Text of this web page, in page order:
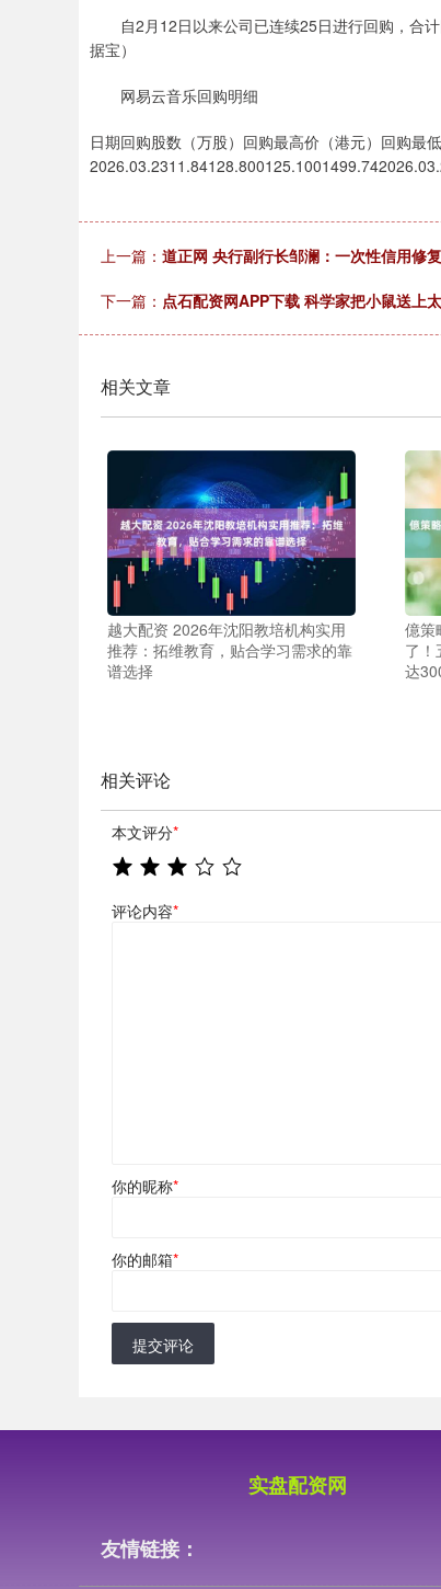
自2月12日以来公司已连续25日进行回购，合计
据宝）
网易云音乐回购明细
日期回购股数（万股）回购最高价（港元）回购最
上一篇： 道正网 央行副行长邹澜：一次性信用修
下一篇： 点石配资网APP下载 科学家把小鼠送上
相关文章
越大配资 2026年沈阳教培机构实用
推荐：拓维教育，贴合学习需求的靠
谱选择
億策
了！
达
相关评论
本文评分*
评论内容*
你的昵称*
你的邮箱*
提交评论
实盘配资网
友情链接：